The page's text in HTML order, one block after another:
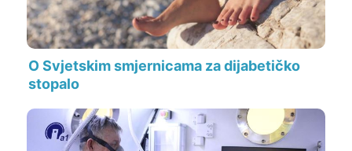
O Svjetskim smjernicama za dijabetičko
stopalo